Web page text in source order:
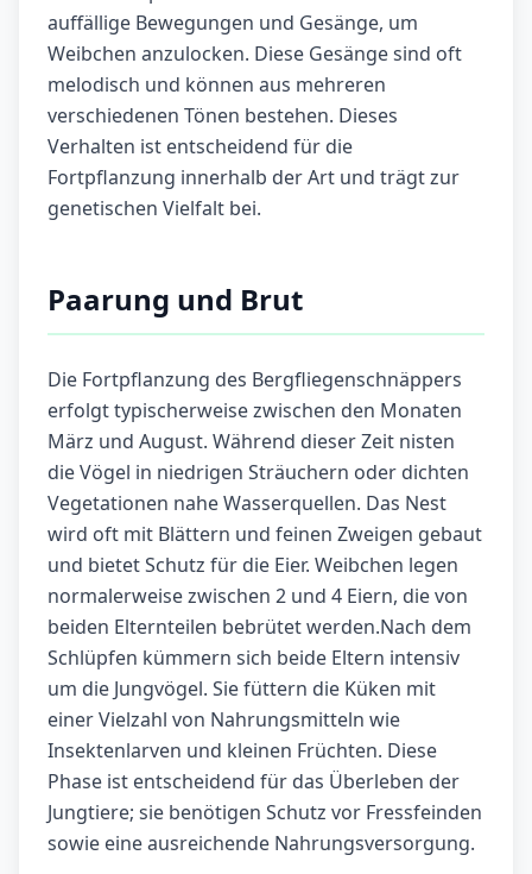
auffällige Bewegungen und Gesänge, um
Weibchen anzulocken. Diese Gesänge sind oft
melodisch und können aus mehreren
verschiedenen Tönen bestehen. Dieses
Verhalten ist entscheidend für die
Fortpflanzung innerhalb der Art und trägt zur
genetischen Vielfalt bei.
Paarung und Brut
Die Fortpflanzung des Bergfliegenschnäppers
erfolgt typischerweise zwischen den Monaten
März und August. Während dieser Zeit nisten
die Vögel in niedrigen Sträuchern oder dichten
Vegetationen nahe Wasserquellen. Das Nest
wird oft mit Blättern und feinen Zweigen gebaut
und bietet Schutz für die Eier. Weibchen legen
normalerweise zwischen 2 und 4 Eiern, die von
beiden Elternteilen bebrütet werden.Nach dem
Schlüpfen kümmern sich beide Eltern intensiv
um die Jungvögel. Sie füttern die Küken mit
einer Vielzahl von Nahrungsmitteln wie
Insektenlarven und kleinen Früchten. Diese
Phase ist entscheidend für das Überleben der
Jungtiere; sie benötigen Schutz vor Fressfeinden
sowie eine ausreichende Nahrungsversorgung.